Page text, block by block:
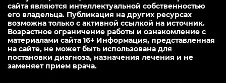
сайта являются интеллектуальной собственностью
его владельца. Публикация на других ресурсах
возможна только с активной ссылкой на источник.
Возрастное ограничение работы и ознакомление с
материалами сайта 16+ Информация, представленная
на сайте, не может быть использована для
постановки диагноза, назначения лечения и не
заменяет прием врача.